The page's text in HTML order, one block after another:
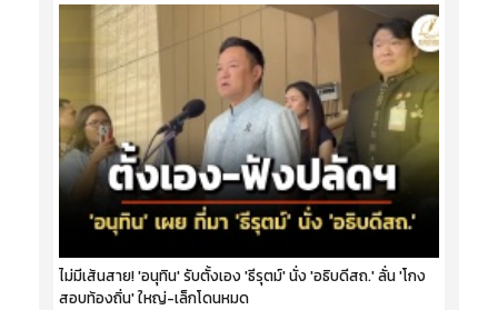
ไม่มีเส้นสาย! 'อนุทิน' รับตั้งเอง 'ธีรุตม์' นั่ง 'อธิบดีสถ.' ลั่น 'โกง
สอบท้องถิ่น' ใหญ่-เล็กโดนหมด